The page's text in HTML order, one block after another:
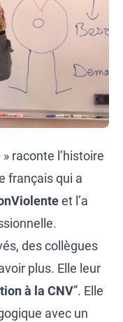
» raconte l’histoire
français qui a
et l’a
des collègues
plus. Elle leur
à la CNV”. Elle
avec un